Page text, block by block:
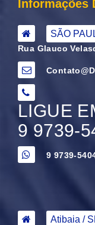
Informações
SÃO
Rua Glauco
LIGUE
9 9739-
9 9739-
Atibaia /